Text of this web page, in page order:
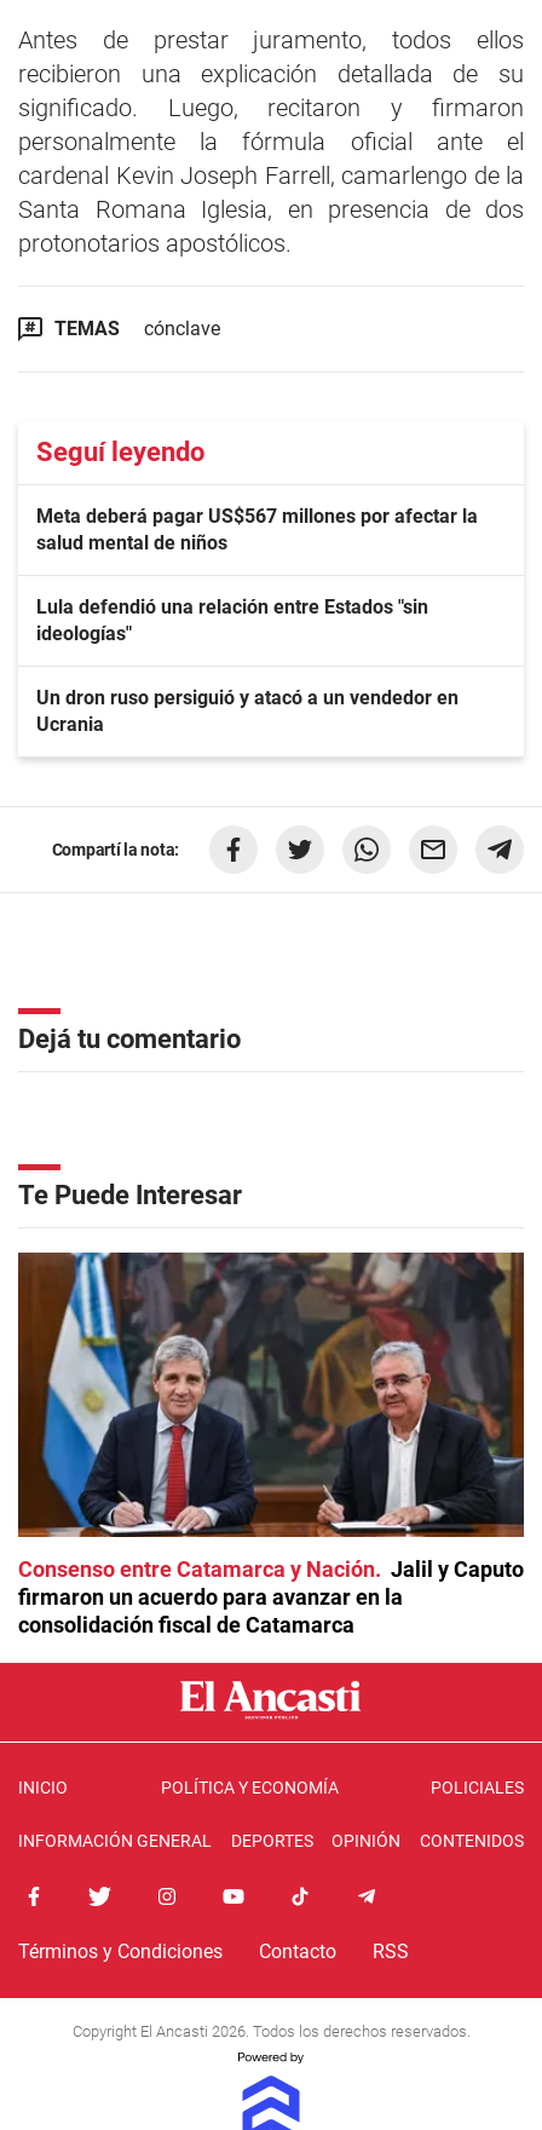
Antes de prestar juramento, todos ellos
recibieron una explicación detallada de su
significado. Luego, recitaron y firmaron
personalmente la fórmula oficial ante el
cardenal Kevin Joseph Farrell, camarlengo de la
Santa Romana Iglesia, en presencia de dos
protonotarios apostólicos.
TEMAS cónclave
Seguí leyendo
Meta deberá pagar US$567 millones por afectar la
salud mental de niños
Lula defendió una relación entre Estados "sin
ideologías"
Un dron ruso persiguió y atacó a un vendedor en
Ucrania
Compartí la nota:
Dejá tu comentario
Te Puede Interesar
Consenso entre Catamarca y Nación
Jalil y Caputo
firmaron un acuerdo para avanzar en la
consolidación fiscal de Catamarca
INICIO POLÍTICA Y ECONOMÍA POLICIALES
INFORMACIÓN GENERAL DEPORTES OPINIÓN CONTENIDOS
Términos y Condiciones Contacto RSS
Copyright El Ancasti 2026. Todos los derechos reservados.